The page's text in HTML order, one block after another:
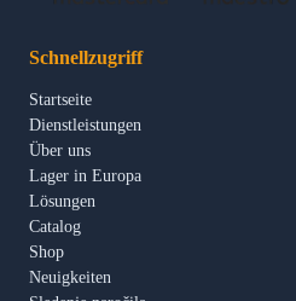
Schnellzugriff
Startseite
Dienstleistungen
Über uns
Lager in Europa
Lösungen
Catalog
Shop
Neuigkeiten